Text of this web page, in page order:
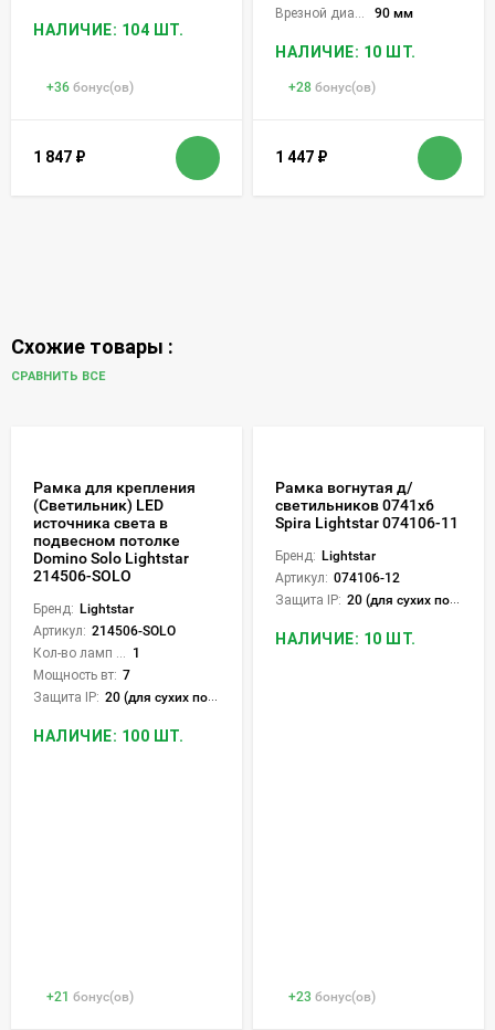
НАЛИЧИЕ: 104 ШТ.
+36 бонус(ов)
1 847 ₽
90 мм
НАЛИЧИЕ: 10 ШТ.
+28 бонус(ов)
1 447 ₽
Схожие товары :
СРАВНИТЬ ВСЕ
Рамка для крепления
(Светильник) LED
источника света в
подвесном потолке
Domino Solo Lightstar
214506-SOLO
Бренд: Lightstar
Артикул: 214506-SOLO
1
Мощность вт: 7
Защита IP: 20 (для сухих пом.)
НАЛИЧИЕ: 100 ШТ.
+21 бонус(ов)
Рамка вогнутая д/
светильников 0741х6
Spira Lightstar 074106-11
Бренд: Lightstar
Артикул: 074106-12
Защита IP: 20 (для сухих пом.)
НАЛИЧИЕ: 10 ШТ.
+23 бонус(ов)